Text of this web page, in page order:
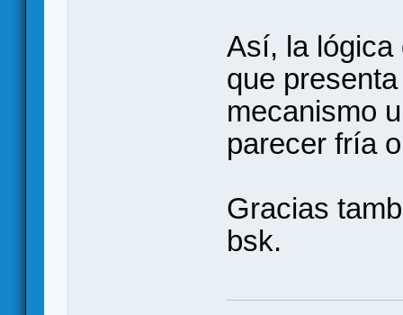
Así, la lógica
que
mecanismo
parecer fría
Gracias
bsk.